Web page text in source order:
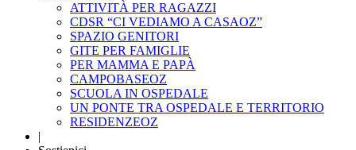
ATTIVITÀ PER RAGAZZI
CDSR “CI VEDIAMO A CASAOZ”
SPAZIO GENITORI
GITE PER FAMIGLIE
PER MAMMA E PAPÀ
CAMPOBASEOZ
SCUOLA IN OSPEDALE
UN PONTE TRA OSPEDALE E TERRITORIO
RESIDENZEOZ
|